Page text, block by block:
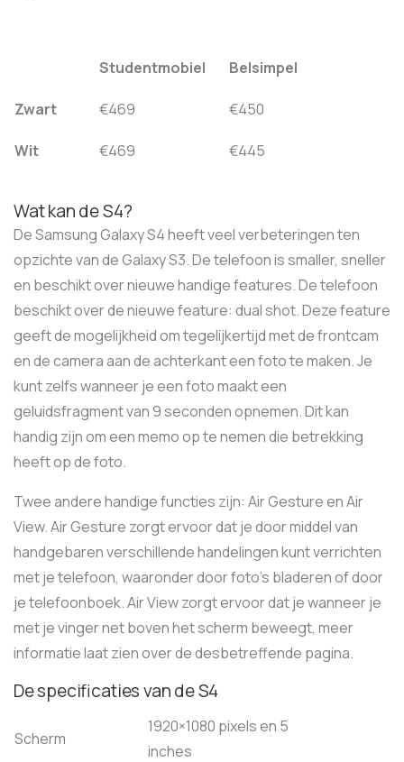
Studentmobiel Belsimpel
Zwart €469 €450
Wit €469 €445
Wat kan de S4?
De Samsung Galaxy S4 heeft veel verbeteringen ten
opzichte van de Galaxy S3. De telefoon is smaller, sneller
en beschikt over nieuwe handige features. De telefoon
beschikt over de nieuwe feature: dual shot. Deze feature
geeft de mogelijkheid om tegelijkertijd met de frontcam
en de camera aan de achterkant een foto te maken. Je
kunt zelfs wanneer je een foto maakt een
geluidsfragment van 9 seconden opnemen. Dit kan
handig zijn om een memo op te nemen die betrekking
heeft op de foto.
Twee andere handige functies zijn: Air Gesture en Air
View. Air Gesture zorgt ervoor dat je door middel van
handgebaren verschillende handelingen kunt verrichten
met je telefoon, waaronder door foto’s bladeren of door
je telefoonboek. Air View zorgt ervoor dat je wanneer je
met je vinger net boven het scherm beweegt, meer
informatie laat zien over de desbetreffende pagina.
De specificaties van de S4
Scherm
1920×1080 pixels en 5
inches